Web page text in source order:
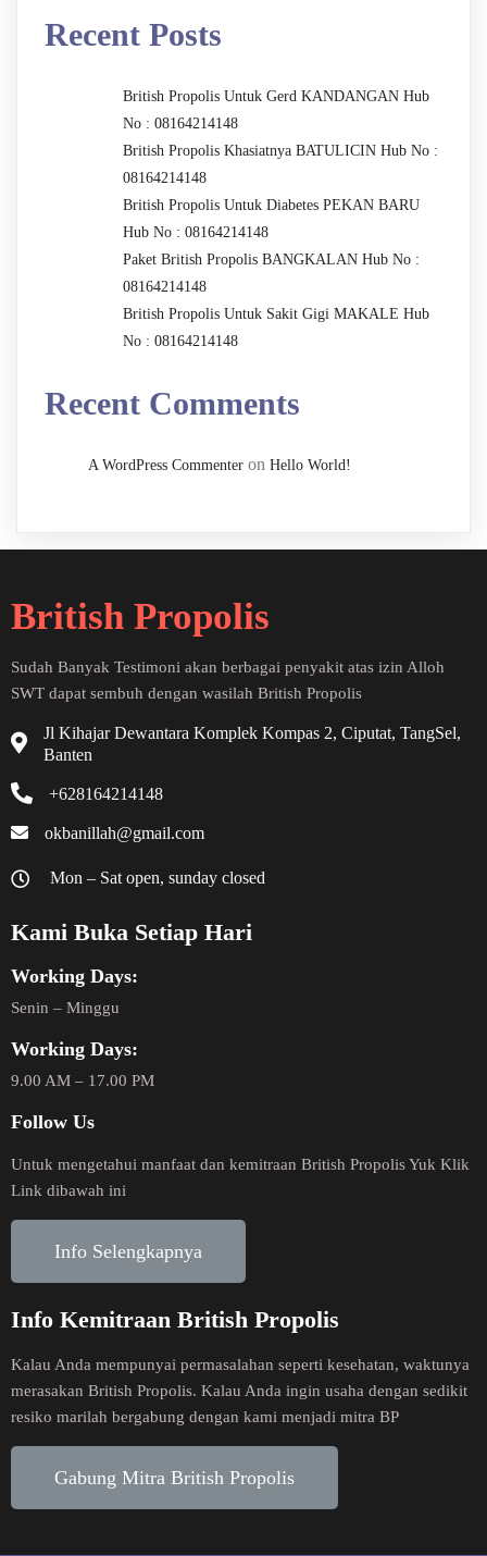
Recent Posts
British Propolis Untuk Gerd KANDANGAN Hub
No : 08164214148
British Propolis Khasiatnya BATULICIN Hub No :
08164214148
British Propolis Untuk Diabetes PEKAN BARU
Hub No : 08164214148
Paket British Propolis BANGKALAN Hub No :
08164214148
British Propolis Untuk Sakit Gigi MAKALE Hub
No : 08164214148
Recent Comments
A WordPress Commenter on Hello World!
British Propolis
Sudah Banyak Testimoni akan berbagai penyakit atas izin Alloh
SWT dapat sembuh dengan wasilah British Propolis
Jl Kihajar Dewantara Komplek Kompas 2, Ciputat, TangSel,
Banten
+628164214148
okbanillah@gmail.com
Mon – Sat open, sunday closed
Kami Buka Setiap Hari
Working Days:
Senin – Minggu
Working Days:
9.00 AM – 17.00 PM
Follow Us
Untuk mengetahui manfaat dan kemitraan British Propolis Yuk Klik
Link dibawah ini
Info Selengkapnya
Info Kemitraan British Propolis
Kalau Anda mempunyai permasalahan seperti kesehatan, waktunya
merasakan British Propolis. Kalau Anda ingin usaha dengan sedikit
resiko marilah bergabung dengan kami menjadi mitra BP
Gabung Mitra British Propolis